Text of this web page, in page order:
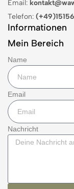
Email:
Telefon:
Informationen
Mein Bereich
Name
Email
Nachricht